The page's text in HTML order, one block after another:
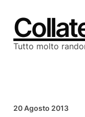
contenuto
Tutto molto
20 Agosto 2013